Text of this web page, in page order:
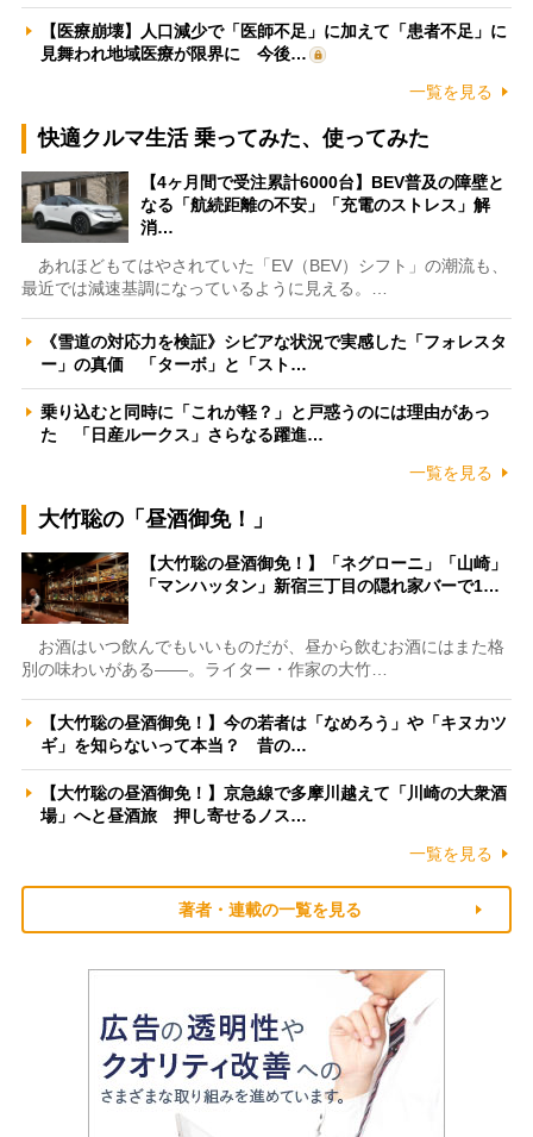
【医療崩壊】人口減少で「医師不足」に加えて「患者不足」に
見舞われ地域医療が限界に 今後…
一覧を見る
快適クルマ生活 乗ってみた、使ってみた
【4ヶ月間で受注累計6000台】BEV普及の障壁と
なる「航続距離の不安」「充電のストレス」解
消…
あれほどもてはやされていた「EV（BEV）シフト」の潮流も、
最近では減速基調になっているように見える。…
《雪道の対応力を検証》シビアな状況で実感した「フォレスタ
ー」の真価 「ターボ」と「スト…
乗り込むと同時に「これが軽？」と戸惑うのには理由があっ
た 「日産ルークス」さらなる躍進…
一覧を見る
大竹聡の「昼酒御免！」
【大竹聡の昼酒御免！】「ネグローニ」「山崎」
「マンハッタン」新宿三丁目の隠れ家バーで1…
お酒はいつ飲んでもいいものだが、昼から飲むお酒にはまた格
別の味わいがある――。ライター・作家の大竹…
【大竹聡の昼酒御免！】今の若者は「なめろう」や「キヌカツ
ギ」を知らないって本当？ 昔の…
【大竹聡の昼酒御免！】京急線で多摩川越えて「川崎の大衆酒
場」へと昼酒旅 押し寄せるノス…
一覧を見る
著者・連載の一覧を見る